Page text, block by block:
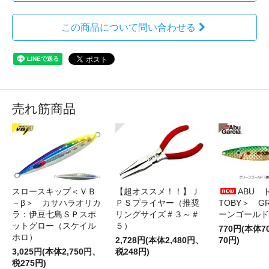
この商品について問い合わせる
売れ筋商品
スロースキップ＜ＶＢ
－β＞ カサハラオリカ
ラ：伊豆七島ＳＰスポ
ットグロー（スケイル
ホロ）
3,025円(本体2,750円、
税275円)
【超オススメ！！】Ｊ
ＰＳプライヤー（推奨
リングサイズ＃３～＃
５）
2,728円(本体2,480円、
税248円)
ABU
TOBY＞
ーンゴールド
770円(本体
70円)